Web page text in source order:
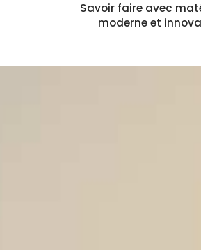
Savoir faire avec
moderne et